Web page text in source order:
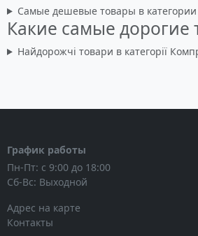
Самые дешевые товары в
Какие самые дорогие
Найдорожчі товари в категорії
График работы
Пн-Пт: с 9:00 до 18:00
Сб-Вс: Выходной
Адрес на карте
Контакты